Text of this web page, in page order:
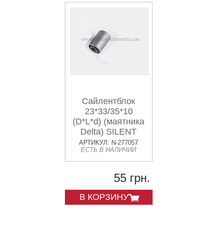
Сайлентблок
23*33/35*10
(D*L*d) (маятника
Delta) SILENT
АРТИКУЛ: N-277057
ЕСТЬ В НАЛИЧИИ
55 грн.
В КОРЗИНУ